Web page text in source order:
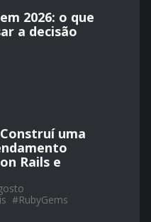
2026: o que
a decisão
uma
Rails e
#RubyGems